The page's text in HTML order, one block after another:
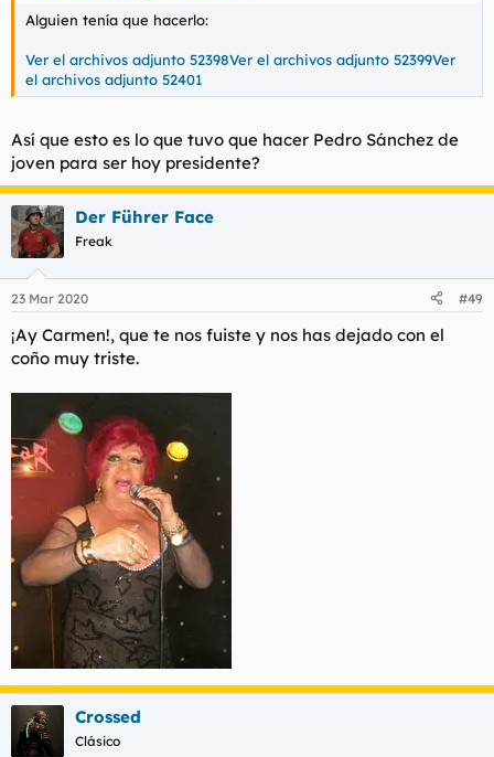
Alguien tenía que hacerlo:
Ver el archivos adjunto 52398Ver el archivos adjunto 52399Ver
el archivos adjunto 52401
Así que esto es lo que tuvo que hacer Pedro Sánchez de
joven para ser hoy presidente?
Der Führer Face
Freak
23 Mar 2020 #49
¡Ay Carmen!, que te nos fuiste y nos has dejado con el
coño muy triste.
Crossed
Clásico